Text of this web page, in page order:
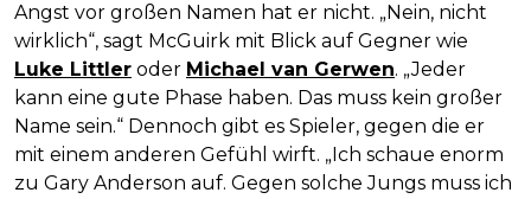
Angst vor großen Namen hat er nicht. „Nein, nicht
wirklich“, sagt McGuirk mit Blick auf Gegner wie
Luke Littler oder Michael van Gerwen. „Jeder
kann eine gute Phase haben. Das muss kein großer
Name sein.“ Dennoch gibt es Spieler, gegen die er
mit einem anderen Gefühl wirft. „Ich schaue enorm
zu Gary Anderson auf. Gegen solche Jungs muss ich